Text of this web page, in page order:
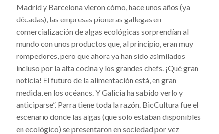
Madrid y Barcelona vieron cómo, hace unos años (ya
décadas), las empresas pioneras gallegas en
comercialización de algas ecológicas sorprendían al
mundo con unos productos que, al principio, eran muy
rompedores, pero que ahora ya han sido asimilados
incluso por la alta cocina y los grandes chefs. ¡Qué gran
noticia! El futuro de la alimentación está, en gran
medida, en los océanos. Y Galicia ha sabido verlo y
anticiparse”. Parra tiene toda la razón. BioCultura fue el
escenario donde las algas (que sólo estaban disponibles
en ecológico) se presentaron en sociedad por vez